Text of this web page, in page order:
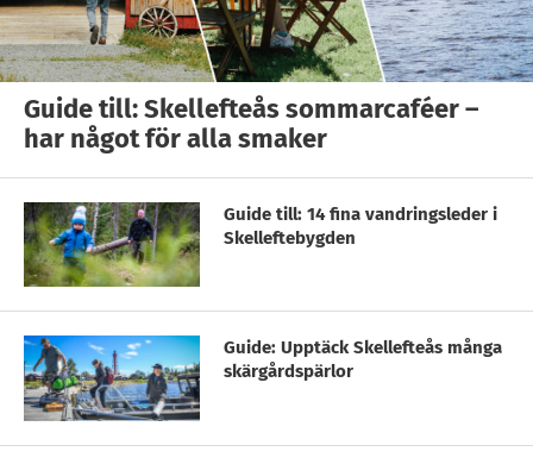
Guide till: Skellefteås sommarcaféer –
har något för alla smaker
Guide till: 14 fina vandringsleder i
Skelleftebygden
Guide: Upptäck Skellefteås många
skärgårdspärlor